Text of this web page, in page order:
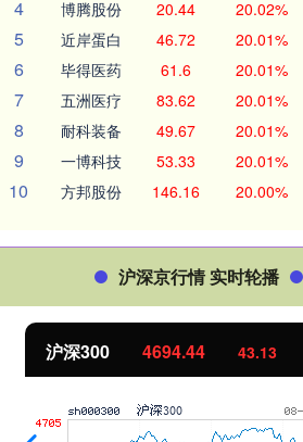
4 博腾股份 20.44 20.02%
5 近岸蛋白 46.72 20.01%
6 毕得医药 61.6 20.01%
7 五洲医疗 83.62 20.01%
8 耐科装备 49.67 20.01%
9 一博科技 53.33 20.01%
10 方邦股份 146.16 20.00%
沪深京行情 实时轮播
北证50 1134.24 11.37